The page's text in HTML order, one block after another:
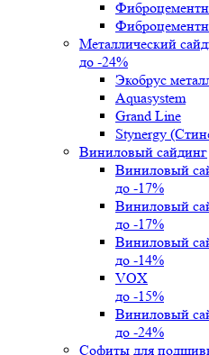
Металлический
до -24%
Экобрус
Aquasystem
Grand Line
Stynergy
Виниловый сайдинг
Виниловый
до -17%
Виниловый
до -17%
Виниловый
до -14%
VOX
до -15%
Виниловый
до -24%
Софиты для